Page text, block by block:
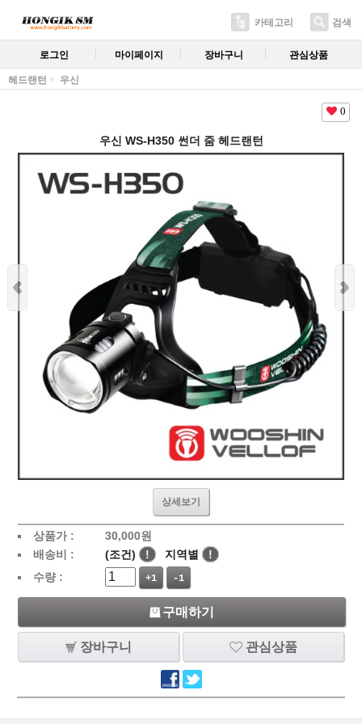
카테고리 검색
로그인 마이페이지 장바구니 관심상품
헤드랜턴 우신
0
우신 WS-H350 썬더 줌 헤드랜턴
상세보기
상품가 : 30,000원
배송비 :
(조건) ! 지역별
!
수량 :
+1 -1
구매하기
장바구니 관심상품